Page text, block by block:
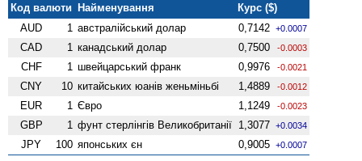
Код валюти Найменування
Курс ($)
AUD
1 австралійський долар 0,7142 +0.0007
CAD 1 канадський долар 0,7500 -0.0003
CHF 1 швейцарський франк 0,9976 -0.0021
CNY 10 китайських юанів женьмiньбi 1,4889 -0.0012
EUR 1 Євро 1,1249 -0.0023
GBP 1 фунт стерлінгів Велико­британії 1,3077 +0.0034
JPY 100 японських єн 0,9005 +0.0007